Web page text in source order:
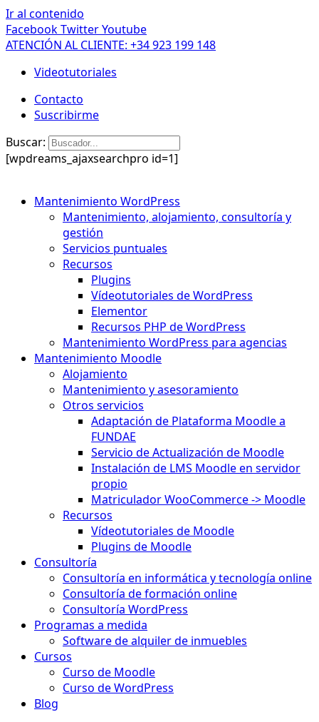
Ir al contenido
FacebookTwitterYoutube
ATENCIÓN AL CLIENTE: +34 923 199 148
Videotutoriales
Contacto
Suscribirme
Buscar:
[wpdreams_ajaxsearchpro id=1]
Mantenimiento WordPress
Mantenimiento, alojamiento, consultoría y
gestión
Servicios puntuales
Recursos
Plugins
Vídeotutoriales de WordPress
Elementor
Recursos PHP de WordPress
Mantenimiento WordPress para agencias
Mantenimiento Moodle
Alojamiento
Mantenimiento y asesoramiento
Otros servicios
Adaptación de Plataforma Moodle a
FUNDAE
Servicio de Actualización de Moodle
Instalación de LMS Moodle en servidor
propio
Matriculador WooCommerce -> Moodle
Recursos
Vídeotutoriales de Moodle
Plugins de Moodle
Consultoría
Consultoría en informática y tecnología online
Consultoría de formación online
Consultoría WordPress
Programas a medida
Software de alquiler de inmuebles
Cursos
Curso de Moodle
Curso de WordPress
Blog